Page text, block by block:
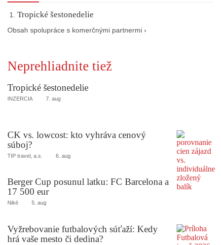
Tropické šestonedelie
Obsah spolupráce s komerčnými partnermi ›
Neprehliadnite tiež
Tropické šestonedelie
INZERCIA 7. aug
CK vs. lowcost: kto vyhráva cenový
súboj?
TIP travel, a.s. 6. aug
Berger Cup posunul latku: FC Barcelona a
17 500 eur
Niké 5. aug
Vyžrebovanie futbalových súťaží: Kedy
hrá vaše mesto či dedina?